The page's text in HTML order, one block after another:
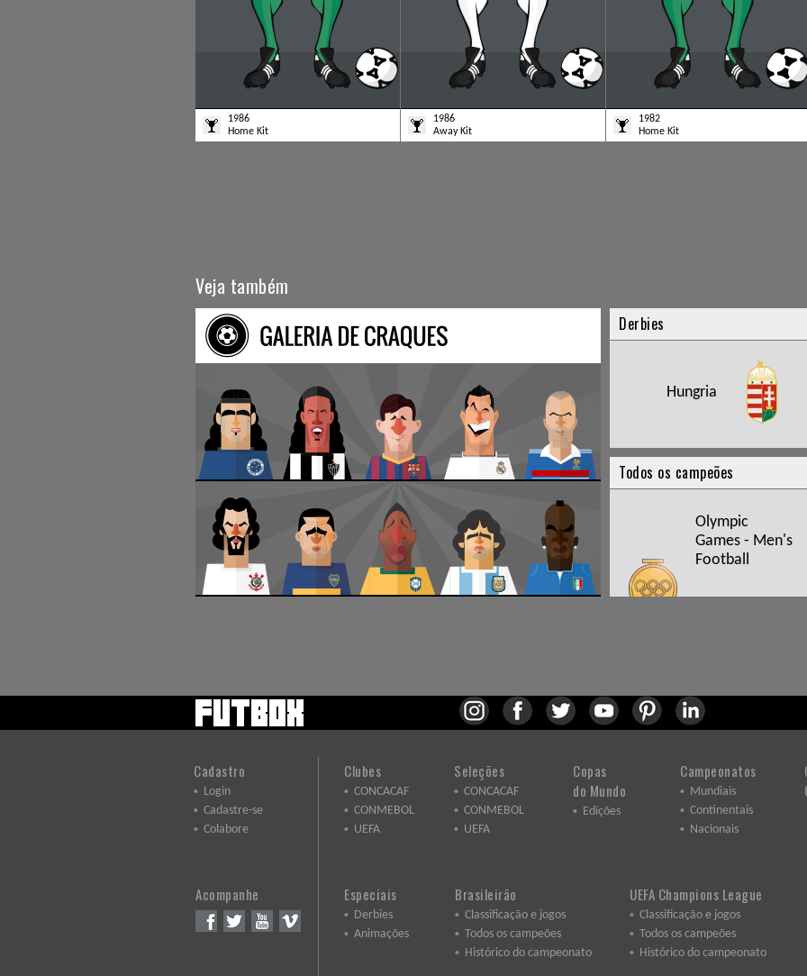
1986
Home Kit
1986
Away Kit
1982
Home Kit
Veja também
Derbies
Hungria
Todos os campeões
Olympic
Games - Men's
Football
Cadastro
Login
Cadastre-se
Colabore
Acompanhe
Clubes
CONCACAF
CONMEBOL
UEFA
Seleções
CONCACAF
CONMEBOL
UEFA
Copas
do Mundo
Edições
Campeonatos
Mundiais
Continentais
Nacionais
Especiais
Derbies
Animações
Brasileirão
Classificação e jogos
Todos os campeões
Histórico do campeonato
UEFA Champions League
Classificação e jogos
Todos os campeões
Histórico do campeonato